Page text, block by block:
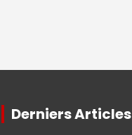
Derniers Articles